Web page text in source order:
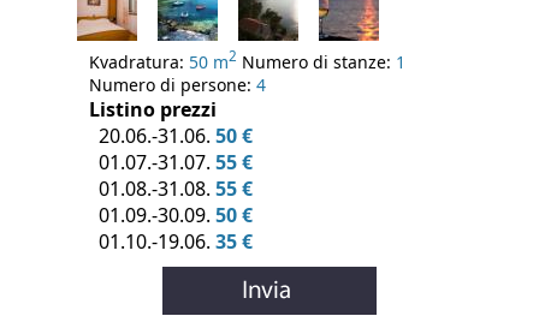
Kvadratura: 50 m2 Numero di stanze: 1
Numero di persone: 4
Listino prezzi
20.06.-31.06. 50 €
01.07.-31.07. 55 €
01.08.-31.08. 55 €
01.09.-30.09. 50 €
01.10.-19.06. 35 €